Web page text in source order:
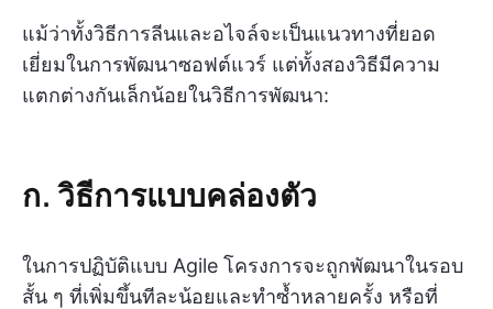
แม้ว่าทั้งวิธีการลีนและอไจล์จะเป็นแนวทางที่ยอด
เยี่ยมในการพัฒนาซอฟต์แวร์ แต่ทั้งสองวิธีมีความ
แตกต่างกันเล็กน้อยในวิธีการพัฒนา:
ก. วิธีการแบบคล่องตัว
ในการปฏิบัติแบบ Agile โครงการจะถูกพัฒนาในรอบ
สั้น ๆ ที่เพิ่มขึ้นทีละน้อยและทำซ้ำหลายครั้ง หรือที่